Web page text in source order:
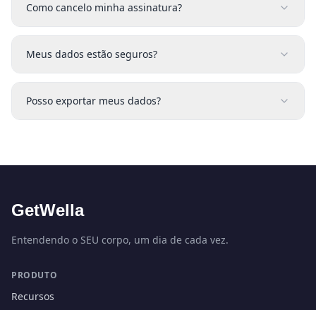
Como cancelo minha assinatura?
Meus dados estão seguros?
Posso exportar meus dados?
GetWella
Entendendo o SEU corpo, um dia de cada vez.
PRODUTO
Recursos